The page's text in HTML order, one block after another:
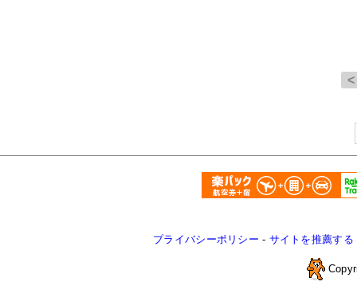
プライバシーポリシー - サイトを推薦する